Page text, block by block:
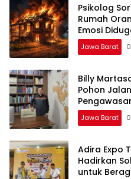
Psikolog
Rumah
Emosi
Jawa Barat
Billy
Pohon
Viral Baru
Jawa Barat
Adira Expo
Hadirkan
untuk